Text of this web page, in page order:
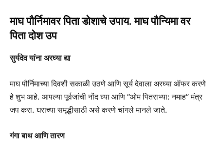
माघ पौर्निमावर पिता डोशाचे उपाय. माघ पौन्यिमा वर
पिता दोश उप
सुर्यदेव यांना अरघ्या द्या
माघ पौर्निमाच्या दिवशी सकाळी उठणे आणि सूर्य देवाला अरघ्या ऑफर करणे
हे शुभ आहे. आपल्या पूर्वजांची नोंद घ्या आणि “ओम पितराभ्या: नमाह” मंत्र
जप करा. घराच्या समृद्धीसाठी असे करणे चांगले मानले जाते.
गंगा बाथ आणि तारण